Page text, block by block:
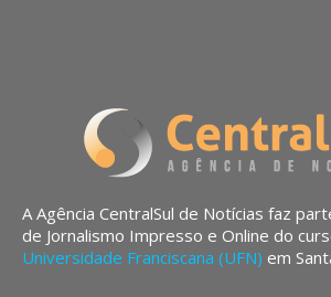
A Agência CentralSul de Notícias faz
de Jornalismo Impresso e Online do
Universidade Franciscana (UFN) em